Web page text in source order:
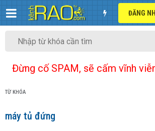
Đừng cố SPAM, sẽ cấm vĩnh
TỪ KHÓA
máy tủ đứng